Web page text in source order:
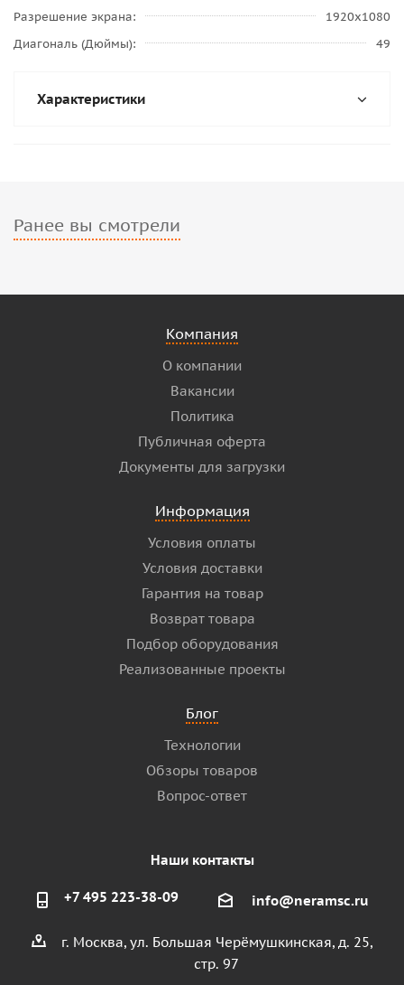
Разрешение экрана
1920x1080
Диагональ (Дюймы)
49
Характеристики
Ранее вы смотрели
Компания
О компании
Вакансии
Политика
Публичная оферта
Документы для загрузки
Информация
Условия оплаты
Условия доставки
Гарантия на товар
Возврат товара
Подбор оборудования
Реализованные проекты
Блог
Технологии
Обзоры товаров
Вопрос-ответ
Наши контакты
+7 495 223-38-09 info@neramsc.ru
г. Москва, ул. Большая Черёмушкинская, д. 25,
стр. 97